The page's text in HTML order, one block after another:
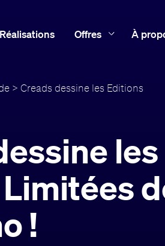
Réalisations Offres À
> Creads dessine les Editions
les
!